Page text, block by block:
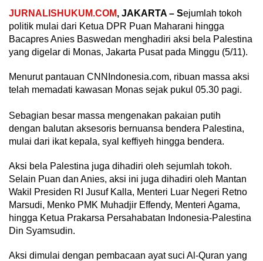
JURNALISHUKUM.COM, JAKARTA – Sejumlah tokoh
politik mulai dari Ketua DPR Puan Maharani hingga
Bacapres Anies Baswedan menghadiri aksi bela Palestina
yang digelar di Monas, Jakarta Pusat pada Minggu (5/11).
Menurut pantauan CNNIndonesia.com, ribuan massa aksi
telah memadati kawasan Monas sejak pukul 05.30 pagi.
Sebagian besar massa mengenakan pakaian putih
dengan balutan aksesoris bernuansa bendera Palestina,
mulai dari ikat kepala, syal keffiyeh hingga bendera.
Aksi bela Palestina juga dihadiri oleh sejumlah tokoh.
Selain Puan dan Anies, aksi ini juga dihadiri oleh Mantan
Wakil Presiden RI Jusuf Kalla, Menteri Luar Negeri Retno
Marsudi, Menko PMK Muhadjir Effendy, Menteri Agama,
hingga Ketua Prakarsa Persahabatan Indonesia-Palestina
Din Syamsudin.
Aksi dimulai dengan pembacaan ayat suci Al-Quran yang